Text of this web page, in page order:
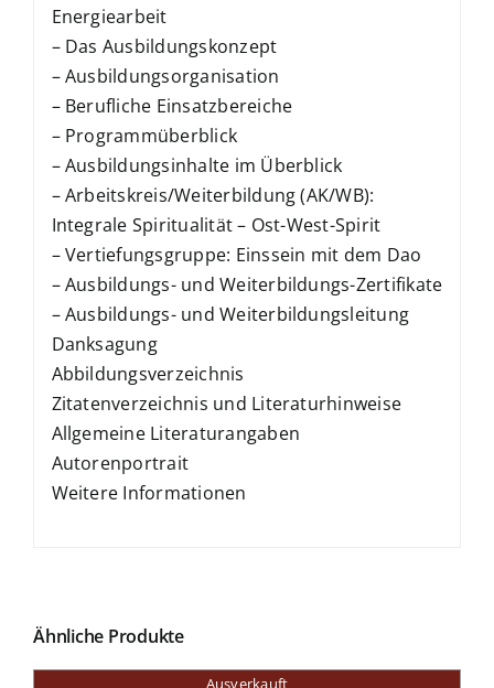
Energiearbeit
– Das Ausbildungskonzept
– Ausbildungsorganisation
– Berufliche Einsatzbereiche
– Programmüberblick
– Ausbildungsinhalte im Überblick
– Arbeitskreis/Weiterbildung (AK/WB):
Integrale Spiritualität – Ost-West-Spirit
– Vertiefungsgruppe: Einssein mit dem Dao
– Ausbildungs- und Weiterbildungs-Zertifikate
– Ausbildungs- und Weiterbildungsleitung
Danksagung
Abbildungsverzeichnis
Zitatenverzeichnis und Literaturhinweise
Allgemeine Literaturangaben
Autorenportrait
Weitere Informationen
Ähnliche Produkte
Ausverkauft